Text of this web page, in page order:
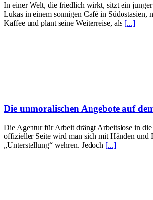
In einer Welt, die friedlich wirkt, sitzt ein junger
Lukas in einem sonnigen Café in Südostasien,
Kaffee und plant seine Weiterreise, als [...]
Die unmoralischen Angebote auf
Die Agentur für Arbeit drängt Arbeitslose in
offizieller Seite wird man sich mit Händen und
„Unterstellung“ wehren. Jedoch [...]